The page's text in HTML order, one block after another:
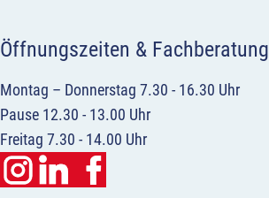
Öffnungszeiten & Fachberatung
Montag – Donnerstag 7.30 - 16.30 Uhr
Pause 12.30 - 13.00 Uhr
Freitag 7.30 - 14.00 Uhr